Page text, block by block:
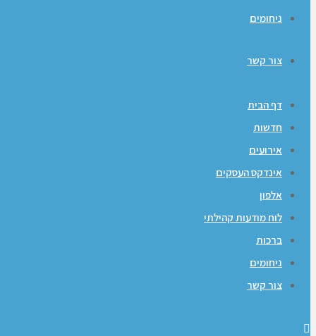
ניחומים
צור קשר
דף הבית
חדשות
אירועים
אינדקס העסקים
אלפון
לוח מודעות קהילתי
ברכות
ניחומים
צור קשר